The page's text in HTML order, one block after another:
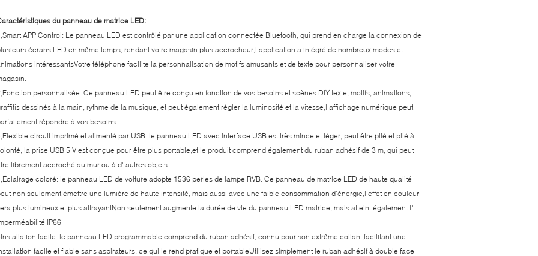
du panneau de matrice LED:
APP Control: Le panneau LED est contrôlé par une application connectée Bluetooth, qui prend en charge la connexion de
écrans LED en même temps, rendant votre magasin plus accrocheur,l'application a intégré de nombreux modes et
intéressantsVotre téléphone facilite la personnalisation de motifs amusants et de texte pour personnaliser votre
personnalisée: Ce panneau LED peut être conçu en fonction de vos besoins et scènes DIY texte, motifs, animations,
dessinés à la main, rythme de la musique, et peut également régler la luminosité et la vitesse,l'affichage numérique peut
répondre à vos besoins
circuit imprimé et alimenté par USB: le panneau LED avec interface USB est très mince et léger, peut être plié et plié à
la prise USB 5 V est conçue pour être plus portable,et le produit comprend également du ruban adhésif de 3 m, qui peut
librement accroché au mur ou à d' autres objets
coloré: le panneau LED de voiture adopte 1536 perles de lampe RVB. Ce panneau de matrice LED de haute qualité
non seulement émettre une lumière de haute intensité, mais aussi avec une faible consommation d'énergie,l'effet en couleur
plus lumineux et plus attrayantNon seulement augmente la durée de vie du panneau LED matrice, mais atteint également l'
IP66
facile: le panneau LED programmable comprend du ruban adhésif, connu pour son extrême collant,facilitant une
facile et fiable sans aspirateurs, ce qui le rend pratique et portableUtilisez simplement le ruban adhésif à double face